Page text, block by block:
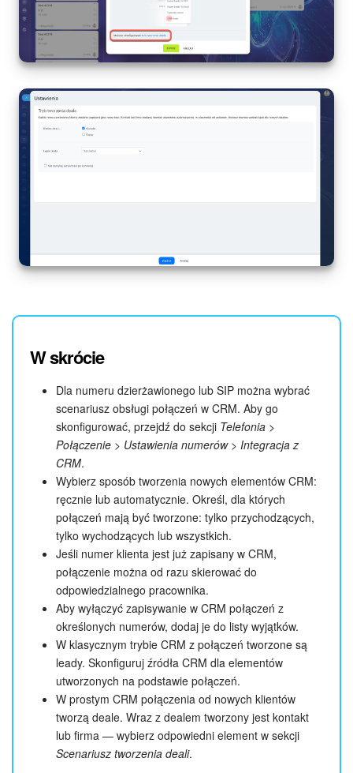
W skrócie
Dla numeru dzierżawionego lub SIP można wybrać
scenariusz obsługi połączeń w CRM. Aby go
skonfigurować, przejdź do sekcji Telefonia >
Połączenie > Ustawienia numerów > Integracja z
CRM.
Wybierz sposób tworzenia nowych elementów CRM:
ręcznie lub automatycznie. Określ, dla których
połączeń mają być tworzone: tylko przychodzących,
tylko wychodzących lub wszystkich.
Jeśli numer klienta jest już zapisany w CRM,
połączenie można od razu skierować do
odpowiedzialnego pracownika.
Aby wyłączyć zapisywanie w CRM połączeń z
określonych numerów, dodaj je do listy wyjątków.
W klasycznym trybie CRM z połączeń tworzone są
leady. Skonfiguruj źródła CRM dla elementów
utworzonych na podstawie połączeń.
W prostym CRM połączenia od nowych klientów
tworzą deale. Wraz z dealem tworzony jest kontakt
lub firma — wybierz odpowiedni element w sekcji
Scenariusz tworzenia deali.